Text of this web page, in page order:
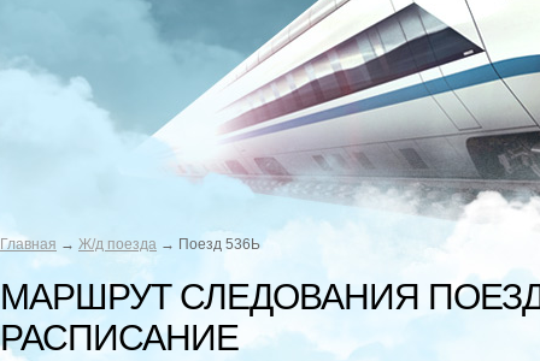
Главная → Ж/д поезда → Поезд 536Ь
МАРШРУТ СЛЕДОВАНИЯ
РАСПИСАНИЕ